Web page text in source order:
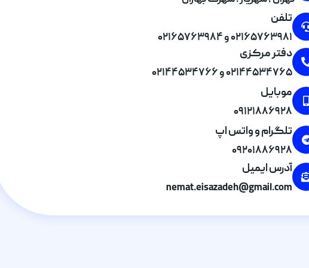
تلفن
۰۲۱۶۵۷۶۳۹۸۱ و ۰۲۱۶۵۷۶۳۹۸۴
دفتر مرکزی
۰۲۱۴۴۵۳۴۷۶۵ و ۰۲۱۴۴۵۳۴۷۶۶
موبایل
۰۹۱۲۱۸۸۶۹۲۸
تلگرام و واتس اپ
۰۹۲۰۱۸۸۶۹۲۸
آدرس ایمیل
nemat.eisazadeh@gmail.com